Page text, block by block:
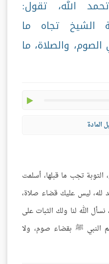
الله، تقول:
الشيخ تجاه ما
والصلاة، ما
المادة
تجب ما قبلها، أسلمت
لله، ليس عليك قضاء صلاة،
الله لنا ولك الثبات على
النبي ﷺ بقضاء صوم، ولا